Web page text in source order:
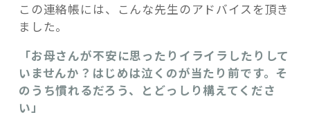
この連絡帳には、こんな先生のアドバイスを頂き
ました。
「お母さんが不安に思ったりイライラしたりして
いませんか？はじめは泣くのが当たり前です。そ
のうち慣れるだろう、とどっしり構えてくださ
い」